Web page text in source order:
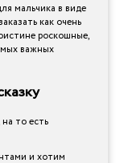
мальчика в виде
как очень
роскошные,
важных
то есть
и хотим